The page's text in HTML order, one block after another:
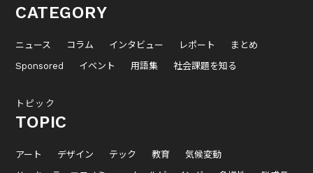
CATEGORY
ニュース コラム インタビュー レポート
まとめ
Sponsored
イベント 用語集 社会課題を知る
トピック
TOPIC
アート デザイン テック 教育
気候変動